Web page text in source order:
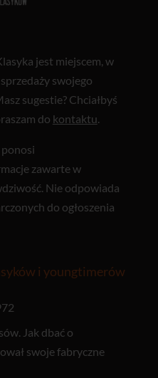
jest miejscem, w
swojego
sugestie? Chciałbyś
do kontaktu
ponosi
zawarte w
Nie odpowiada
do ogłoszenia
i youngtimerów
Jak dbać o
swoje fabryczne